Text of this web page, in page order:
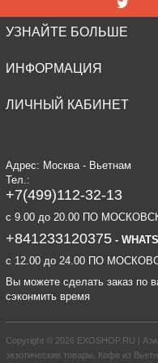
УЗНАЙТЕ БОЛЬШЕ
ИНФОРМАЦИЯ
ЛИЧНЫЙ КАБИНЕТ
Адрес: Москва - Вьетнам
Тел.:
+7(499)112-32-13
c 9.00 до 20.00 ПО
+841233120375-
c 12.00 до 24.00 ПО
Вы можете сделать заказ по
сэконмить время
Copyright © 2026 EXOSHOP.RU |
экзотические товары. Кофе из